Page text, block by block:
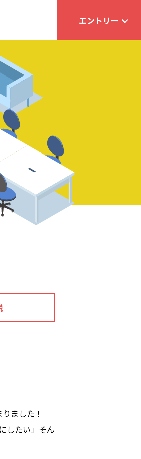
エントリー
ました！
したい」そん